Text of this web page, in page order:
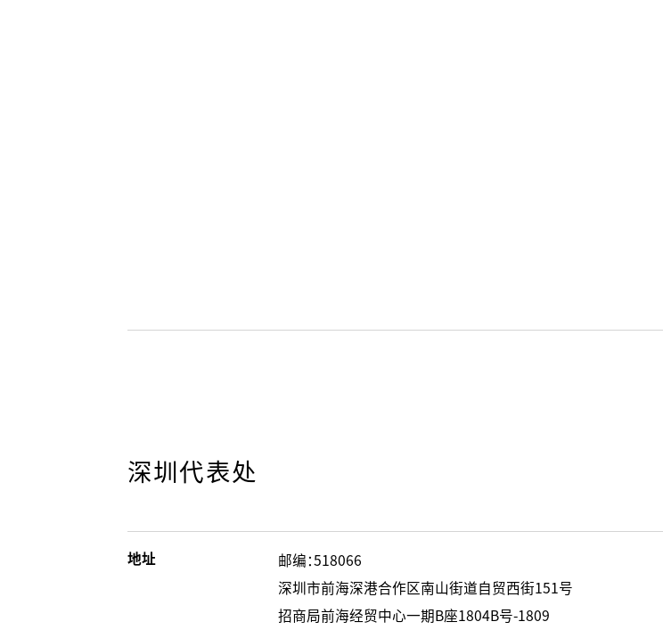
深圳代表处
地址
邮编：518066
深圳市前海深港合作区南山街道自贸西街151号
招商局前海经贸中心一期B座1804B号-1809